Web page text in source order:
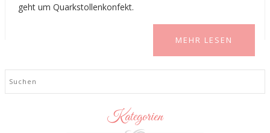
geht um Quarkstollenkonfekt.
MEHR LESEN
Kategorien